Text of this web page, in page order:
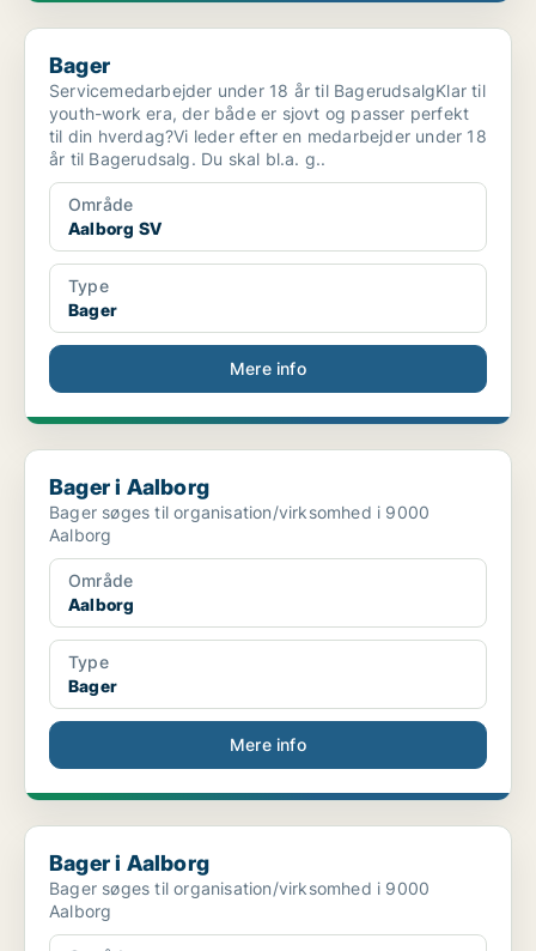
Bager
Bager
Servicemedarbejder under 18 år til BagerudsalgKlar til
youth-work era, der både er sjovt og passer perfekt
til din hverdag?Vi leder efter en medarbejder under 18
år til Bagerudsalg. Du skal bl.a. g..
Område
Aalborg SV
Type
Bager
Mere info
Bager i Aalborg
Bager i Aalborg
Bager søges til organisation/virksomhed i 9000
Aalborg
Område
Aalborg
Type
Bager
Mere info
Bager i Aalborg
Bager i Aalborg
Bager søges til organisation/virksomhed i 9000
Aalborg